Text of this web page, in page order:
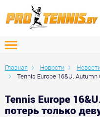
Главная Новости
Tennis Europe 16&U.
Tennis Europe
потерь только